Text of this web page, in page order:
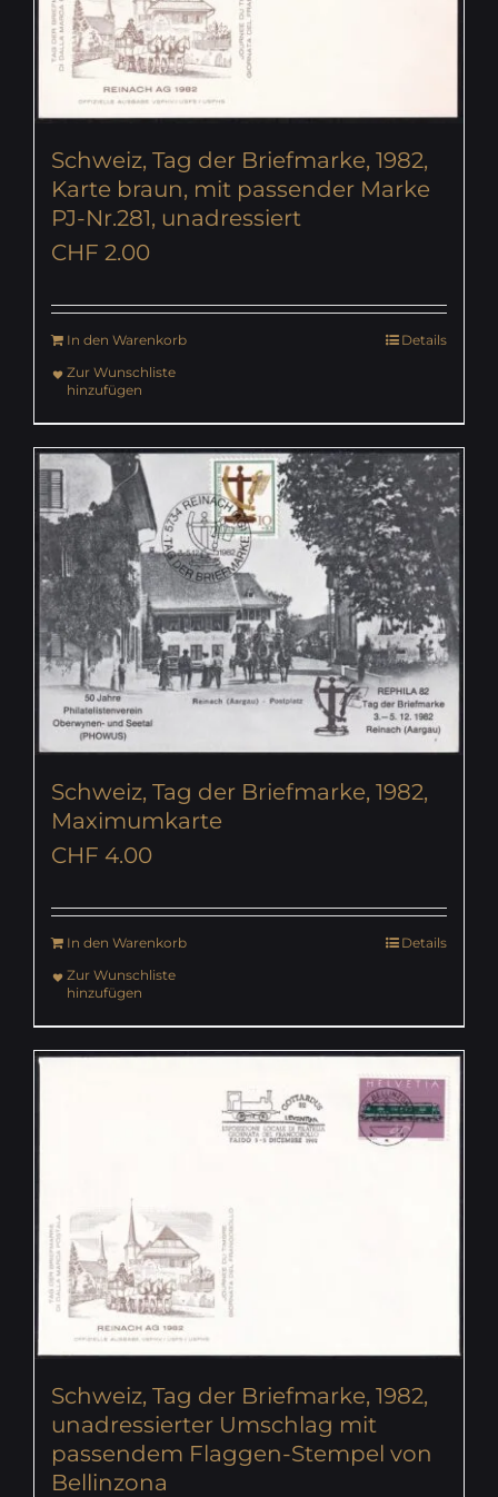
Schweiz, Tag der Briefmarke, 1982,
Karte braun, mit passender Marke
PJ-Nr.281, unadressiert
CHF 2.00
In den Warenkorb
Details
Zur Wunschliste
hinzufügen
Schweiz, Tag der Briefmarke, 1982,
Maximumkarte
CHF 4.00
In den Warenkorb
Details
Zur Wunschliste
hinzufügen
Schweiz, Tag der Briefmarke, 1982,
unadressierter Umschlag mit
passendem Flaggen-Stempel von
Bellinzona